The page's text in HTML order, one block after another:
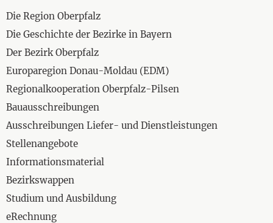
Die Region Oberpfalz
Die Geschichte der Bezirke in Bayern
Der Bezirk Oberpfalz
Europaregion Donau-Moldau (EDM)
Regionalkooperation Oberpfalz-Pilsen
Bauausschreibungen
Ausschreibungen Liefer- und Dienstleistungen
Stellenangebote
Informationsmaterial
Bezirkswappen
Studium und Ausbildung
eRechnung